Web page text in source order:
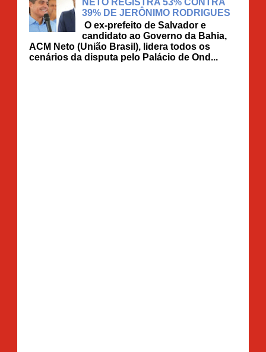
39% DE JERÔNIMO RODRIGUES
O ex-prefeito de Salvador e
candidato ao Governo da Bahia,
ACM Neto (União Brasil), lidera todos os
cenários da disputa pelo Palácio de Ond...